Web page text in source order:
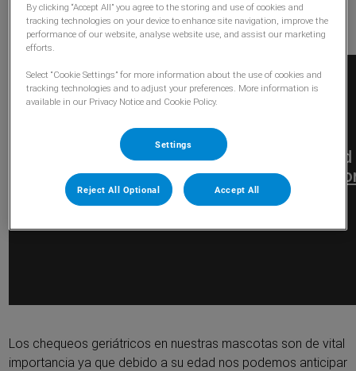
Los chequeos geriátricos en nuestras mascotas son de vital
importancia ya que debido a su edad nos podemos anticipar
By clicking “Accept All” you agree to the storing and use of cookies and
tracking technologies on your device to enhance site navigation, improve the
performance of our website, analyse website use, and assist our marketing
efforts.
Select “Cookie Settings” for more information about the use of cookies and
tracking technologies and to adjust your preferences. More information is
available in our Privacy Notice and Cookie Policy.
Settings
Reject All Optional Accept All